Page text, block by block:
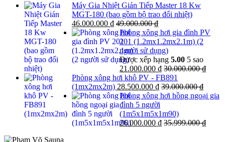
Máy Gia Nhiệt Gián Tiếp Master 18 Kw
MGT-180 (bao gồm bộ trao đổi nhiệt)
46.000.000 ₫ 49.000.000₫
Phòng xông hơi gia đình PV
201 (1.2mx1.2mx2.1m) (2
người sử dụng)
Được xếp hạng 5.00 5 sao
21.000.000 ₫ 30.000.000₫
Phòng xông hơi khô PV - FB891
(1mx2mx2m) 28.500.000 ₫ 39.000.000₫
Phòng xông hơi hồng ngoại gia
đình 5 người
(1m5x1m5x1m90)
26.000.000 ₫ 35.999.000₫